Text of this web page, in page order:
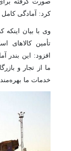
صورت گرفته
کرد: آمادگی
وی با بیان
تأمین کالاهای
افزود: این بندر
ما از تجار و
خدمات ما